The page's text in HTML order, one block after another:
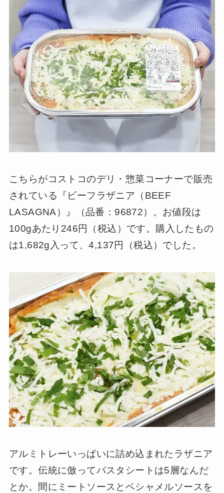
こちらがコストコのデリ・惣菜コーナーで販売
されている『ビーフラザニア（BEEF
LASAGNA）』（品番：96872）。お値段は
100gあたり246円（税込）です。購入したもの
は1,682g入って、4,137円（税込）でした。
アルミトレーいっぱいに詰め込まれたラザニア
です。伝統に倣ってパスタシートは5層なんだ
とか。間にミートソースとベシャメルソースを